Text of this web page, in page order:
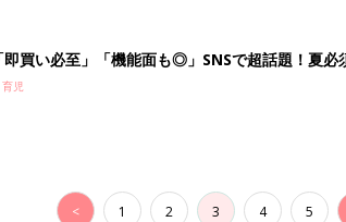
即買い必至」「機能面も◎」SNSで超話題！夏必
児
< 1 2 3 4 5